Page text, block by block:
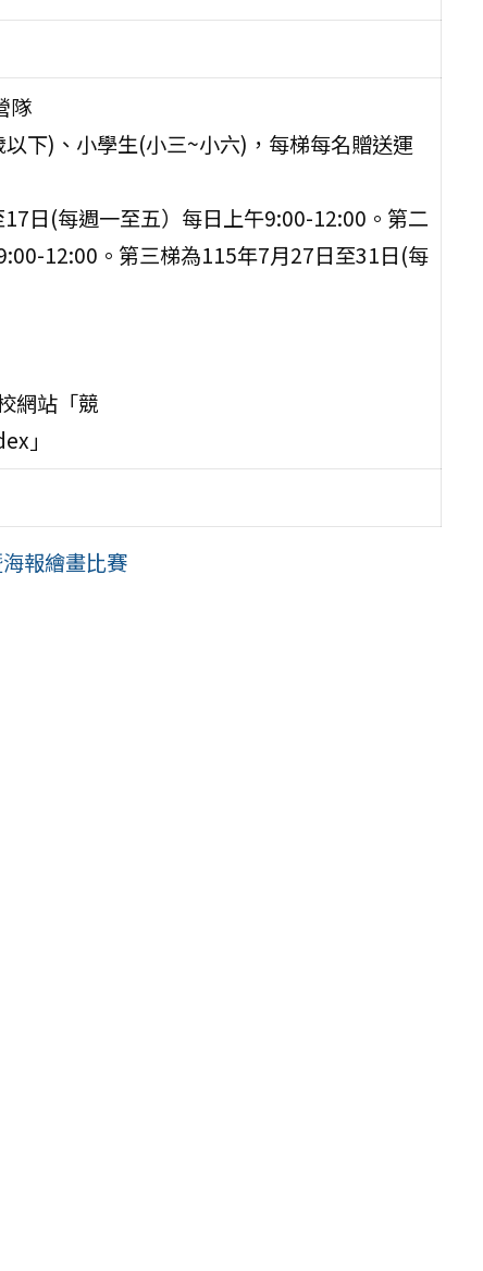
隊
下)、小學生(小三~小六)，每梯每名贈送運
日(每週一至五）每日上午9:00-12:00。第二
12:00。第三梯為115年7月27日至31日(每
網站「競
」
報繪畫比賽